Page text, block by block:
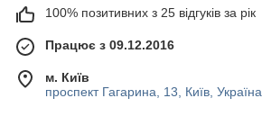
100% позитивних з 25 відгуків за рік
Працює з 09.12.2016
м. Київ
проспект Гагарина, 13, Київ, Україна